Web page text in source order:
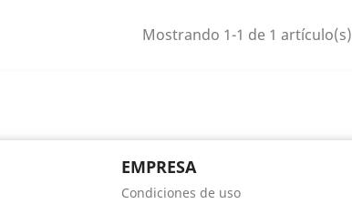
Mostrando 1-1 de 1 artículo(s)
EMPRESA
Condiciones de uso